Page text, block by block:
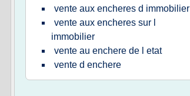
vente aux encheres d immobilier
vente aux encheres sur l
immobilier
vente au enchere de l etat
vente d enchere